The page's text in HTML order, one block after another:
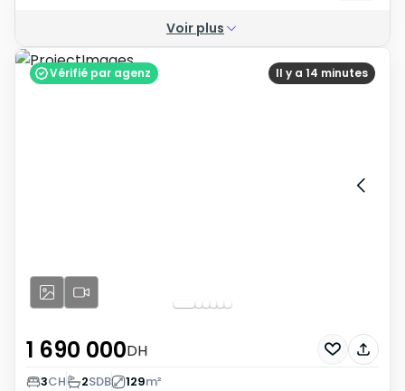
Voir plus
Il y a 14 minutes
Vérifié par agenz
1 690 000DH
3CH 2SDB 129m²